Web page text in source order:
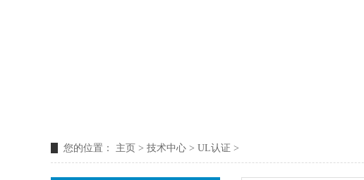
您的位置： 主页 > 技术中心 > UL认证 >